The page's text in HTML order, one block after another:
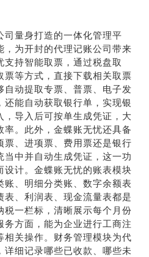
量身打造的一体化管理平
，为开封的代理记账公司带来
持智能取票，通过税盘取
票等方式，直接下载相关取票
动提取专票、普票、电子发
能自动获取银行单，实现银
导入后可按单生成凭证，大
。此外，金蝶账无忧还具备
票、进项票、费用票还是银行
中并自动生成凭证，这一功
计。金蝶账无忧的账表模块
、明细分类账、数字余额表
、利润表、现金流量表都是
税一栏标，清晰展示每个月份
方面，能为企业进行工商注
相关操作。财务管理模块为代
细记录哪些已收款、哪些未